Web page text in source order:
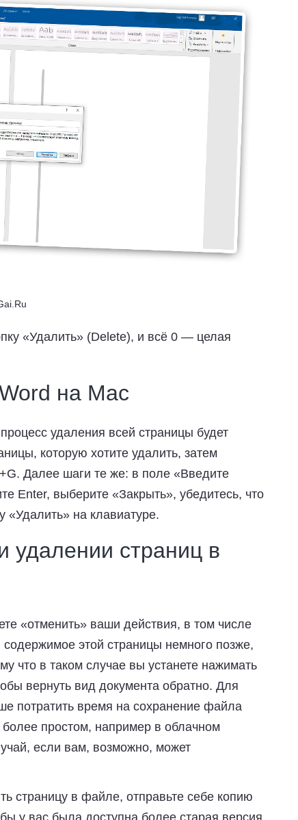
«Удалить» (Delete), и всё 0 — целая
на Mac
удаления всей страницы будет
которую хотите удалить, затем
Далее шаги те же: в поле «Введите
Enter, выберите «Закрыть», убедитесь, что
на клавиатуре.
удалении страниц в
«отменить» ваши действия, в том числе
этой страницы немного позже,
что в таком случае вы устанете нажимать
вернуть вид документа обратно. Для
потратить время на сохранение файла
простом, например в облачном
если вам, возможно, может
страницу в файле, отправьте себе копию